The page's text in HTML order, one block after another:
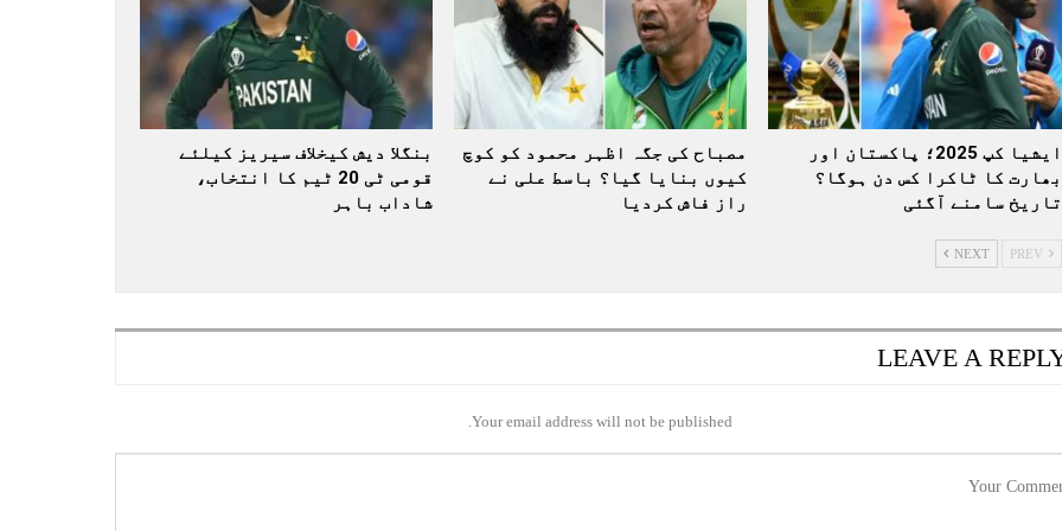
ایشیا کپ 2025؛ پاکستان اور
بھارت کا ٹاکرا کس دن ہوگا؟
تاریخ سامنے آگئی
مصباح کی جگہ اظہر محمود کو کوچ
کیوں بنایا گیا؟ باسط علی نے
راز فاش کردیا
بنگلا دیش کیخلاف سیریز کیلئے
قومی ٹی 20 ٹیم کا انتخاب،
شاداب باہر
NEXT
LEAVE A
Your email address will not be published.